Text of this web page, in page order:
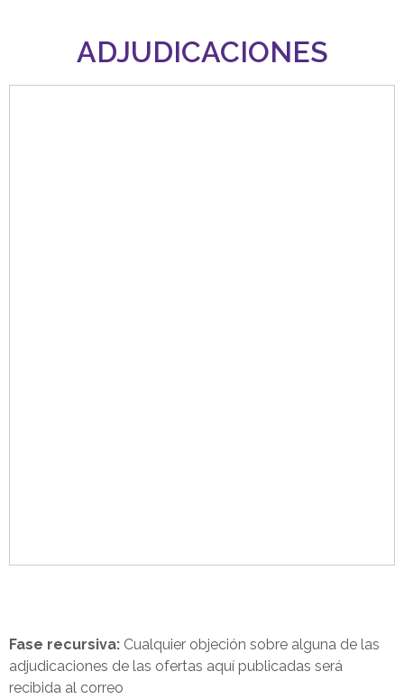
ADJUDICACIONES
Fase recursiva: Cualquier objeción sobre alguna de las
adjudicaciones de las ofertas aquí publicadas será
recibida al correo